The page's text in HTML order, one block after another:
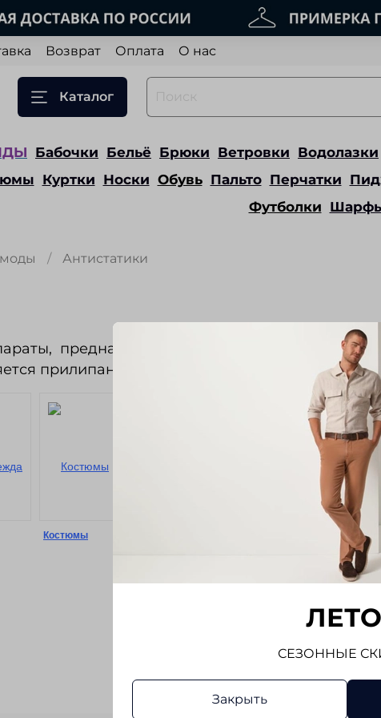
Возврат Оплата О нас
Каталог
Бабочки Бельё Брюки Ветровки Водолазки
Куртки Носки Обувь Пальто Перчатки
Футболки
моды Антистатики
предназначенные для предотвращения
прилипание одежды к телу, искрение,
Костюмы Трикотаж
СЕЗОННЫЕ
Закрыть